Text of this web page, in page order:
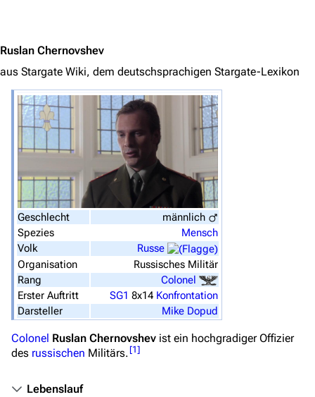
Navigation
Hauptseite
Von A bis Z
Zufälliger Artikel
Spezialseiten
Datei hochladen
Filme und Serien
Stargate SG-1
Stargate Universe
Stargate Origins
Stargate Infinity
Stargate-Romane
Ruslan Chernovshev
aus Stargate Wiki, dem deutschsprachigen Stargate-Lexikon
Geschlecht
männlich
Spezies
Mensch
Volk
Russe
Organisation
Russisches Militär
Rang
Colonel
Erster Auftritt
SG1 8x14 Konfrontation
Darsteller
Mike Dopud
Colonel Ruslan Chernovshev ist ein hochgradiger Offizier
des russischen Militärs. [1]
Lebenslauf